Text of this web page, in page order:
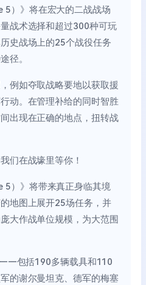
5）》将在宏大的二战战场
战术选择和超过300种可玩
史战场上的25个战役任务
径。
例如夺取战略要地以获取援
动。在管理补给的同时智胜
出现在正确的地点，扭转战
们在战壕里等你！
5）》将带来真正身临其境
地图上展开25场任务，并
大作战单位规模，为大范围
包括190多辆载具和110
的谢尔曼坦克、德军的梅塞